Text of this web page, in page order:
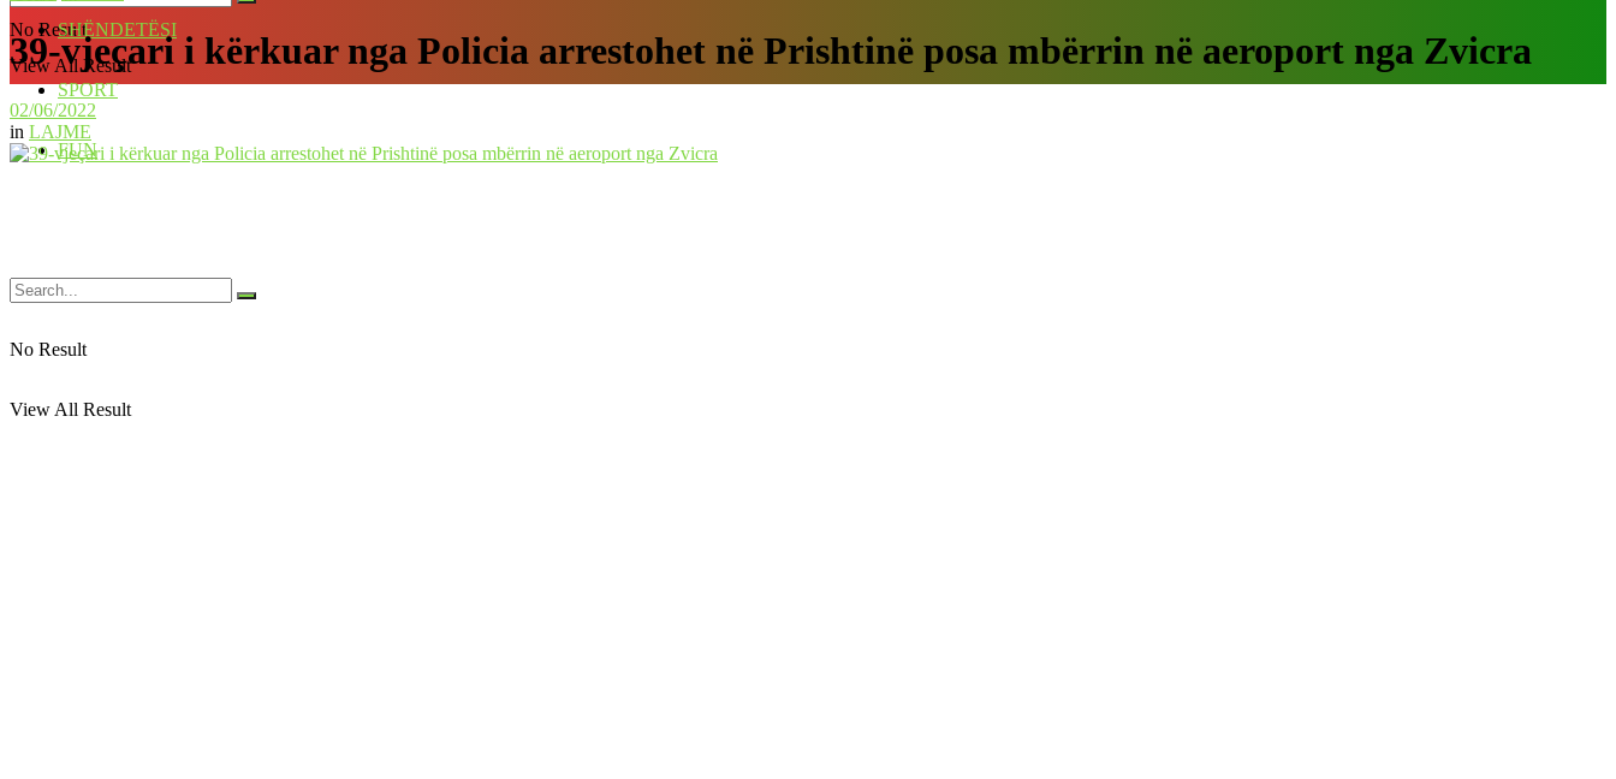
No Result
View All Result
SHËNDETËSI
SPORT
FUN
No Result
View All Result
39-vjeçari i kërkuar nga Policia arrestohet në Prishtinë posa mbërrin në aeroport nga Zvicra
02/06/2022
in LAJME